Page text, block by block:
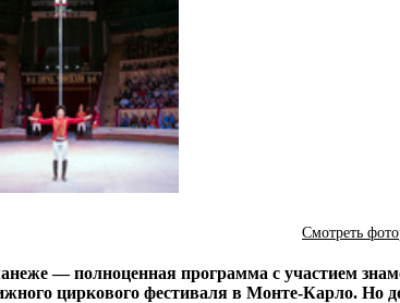
Смотреть
— полноценная программа с участием
циркового фестиваля в Монте-Карло. Но